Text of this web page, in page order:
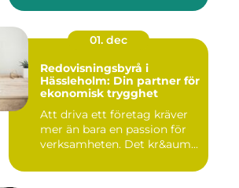
01. dec
Redovisningsbyrå i
Hässleholm: Din partner för
ekonomisk trygghet
Att driva ett företag kräver
mer än bara en passion för
verksamheten. Det kr&aum...